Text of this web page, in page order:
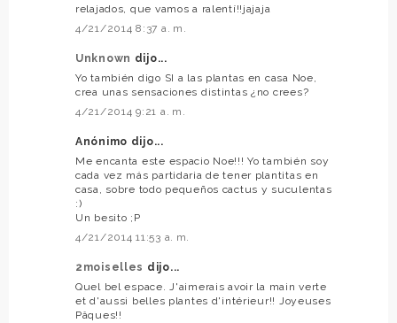
relajados, que vamos a ralentí!!jajaja
4/21/2014 8:37 a. m.
Unknown dijo...
Yo también digo SI a las plantas en casa Noe,
crea unas sensaciones distintas ¿no crees?
4/21/2014 9:21 a. m.
Anónimo dijo...
Me encanta este espacio Noe!!! Yo también soy
cada vez más partidaria de tener plantitas en
casa, sobre todo pequeños cactus y suculentas
:)
Un besito ;P
4/21/2014 11:53 a. m.
2moiselles dijo...
Quel bel espace. J'aimerais avoir la main verte
et d'aussi belles plantes d'intérieur!! Joyeuses
Pâques!!